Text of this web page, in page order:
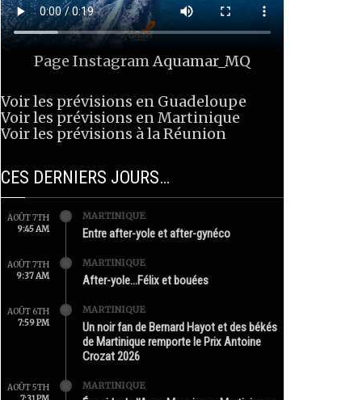
Page InstagramAquamar_MQ
Voir les prévisions en Guadeloupe
Voir les prévisions en Martinique
Voir les prévisions à la Réunion
CES DERNIERS JOURS…
AOÛT 7TH
9:45 AM
MARTINIQUE
Entre after-yole et after-gynéco
AOÛT 7TH
9:37 AM
MARTINIQUE
After-yole…Félix et bouées
AOÛT 6TH
7:59 PM
MARTINIQUE
Un noir fan de Bernard Hayot et des békés
de Martinique remporte le Prix Antoine
Crozat 2026
AOÛT 5TH
MARTINIQUE